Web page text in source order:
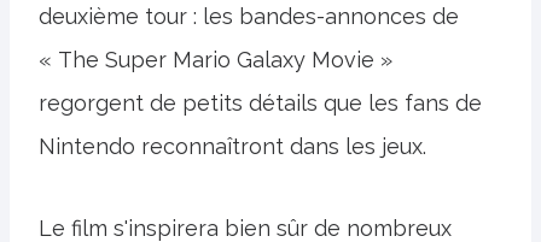
deuxième tour : les bandes-annonces de
« The Super Mario Galaxy Movie »
regorgent de petits détails que les fans de
Nintendo reconnaîtront dans les jeux.
Le film s'inspirera bien sûr de nombreux